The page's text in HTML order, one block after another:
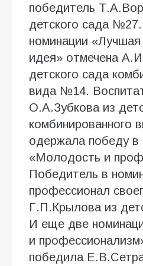
победитель
детского сада
номинации «Лучшая
идея» отмечена
детского сада
вида №14.
О.А.Зубкова из
комбинированного
одержала победу в
«Молодость и
Победитель в
профессионал
Г.П.Крылова из
И еще две
и
победила